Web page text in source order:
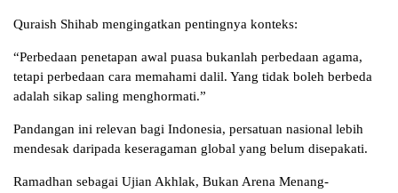
Quraish Shihab mengingatkan pentingnya konteks:
“Perbedaan penetapan awal puasa bukanlah perbedaan agama,
tetapi perbedaan cara memahami dalil. Yang tidak boleh berbeda
adalah sikap saling menghormati.”
Pandangan ini relevan bagi Indonesia, persatuan nasional lebih
mendesak daripada keseragaman global yang belum disepakati.
Ramadhan sebagai Ujian Akhlak, Bukan Arena Menang-